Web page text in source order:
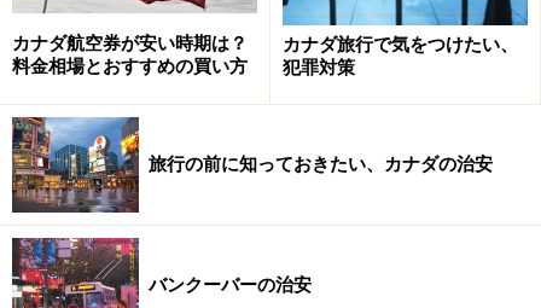
カナダ航空券が安い時期は？
料金相場とおすすめの買い方
カナダ旅行で気をつけたい、
犯罪対策
旅行の前に知っておきたい、カナダの治安
バンクーバーの治安